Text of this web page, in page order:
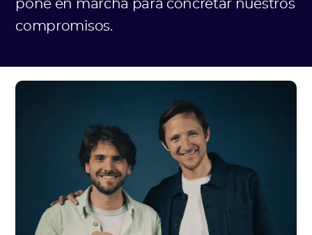
pone en marcha para concretar nuestros
compromisos.